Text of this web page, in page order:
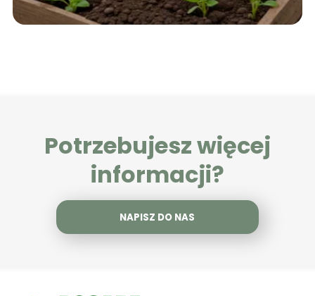
Potrzebujesz więcej
informacji?
NAPISZ DO NAS